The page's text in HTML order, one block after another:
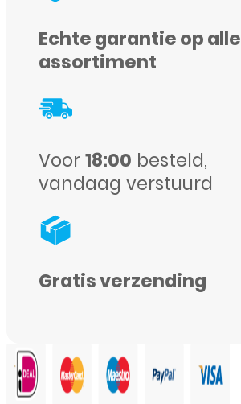
Schok
aantal
Echte garantie op alle
assortiment
Voor18:00 besteld,
vandaag verstuurd
Gratis verzending